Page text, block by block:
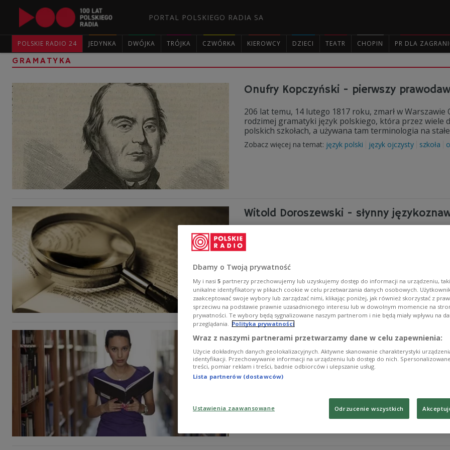
PORTAL POLSKIEGO RADIA SA
POLSKIE RADIO 24 JEDYNKA DWÓJKA TRÓJKA CZWÓRKA KIEROWCY DZIECI TEATR CHOPIN PR DLA
GRAMATYKA
Onufry Kopczyński - pierwszy
206 lat temu, 14 lutego 1817 roku, zmarł w
rodzimej gramatyki język polskiego, która przez wiele
polskich szkołach, a używana tam terminologia na
Zobacz więcej na temat: język polski język ojczysty szkoła
Witold Doroszewski - słynny
26 stycznia 1976 roku, zmarł w Warszawie ceniony
on stał na czele zespołu redagującego "Słownik
w Polsce w XX wieku, obejmujące ponad 125 tysięcy
Zobacz więcej na temat:
Język polski – trudny dla
Język polski ma opinię jednego z najtrudniejszych
przez obcokrajowców? Co na temat polszczyzny
Zobacz więcej na temat:
Dbamy o Twoją prywatność
My i nasi 5 partnerzy przechowujemy lub uzyskujemy dostęp do informacji na urządzeniu,
unikalne identyfikatory w plikach cookie w celu przetwarzania danych osobowych.
zaakceptować swoje wybory lub zarządzać nimi, klikając poniżej, jak również skorzystać z
sprzeciwu na podstawie prawnie uzasadnionego interesu lub w dowolnym momencie na
prywatności. Te wybory będą sygnalizowane naszym partnerom i nie będą miały wpływu na
przeglądania. Polityka prywatności
Wraz z naszymi partnerami przetwarzamy dane w celu zapewnienia:
Użycie dokładnych danych geolokalizacyjnych. Aktywne skanowanie charakterystyki
identyfikacji. Przechowywanie informacji na urządzeniu lub dostęp do nich.
treści, pomiar reklam i treści, badnie odbiorców i ulepszanie usług.
Lista partnerów (dostawców)
Ustawienia zaawansowane Odrzucenie wszystkich